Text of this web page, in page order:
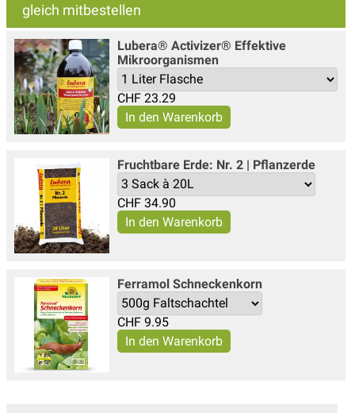
gleich mitbestellen
Lubera® Activizer® Effektive
Mikroorganismen
CHF 23.29
Fruchtbare Erde: Nr. 2 | Pflanzerde
CHF 34.90
Ferramol Schneckenkorn
CHF 9.95